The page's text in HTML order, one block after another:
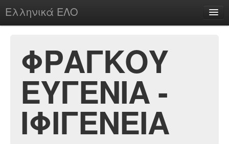
Ελληνικά ΕΛΟ
chesstu.be @ discord
Login
ΦΡΑΓΚΟΥ
ΕΥΓΕΝΙΑ -
ΙΦΙΓΕΝΕΙΑ